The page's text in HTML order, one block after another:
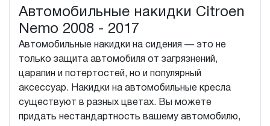
Автомобильные накидки Citroen
Nemo 2008 - 2017
Автомобильные накидки на сидения — это не
только защита автомобиля от загрязнений,
царапин и потертостей, но и популярный
аксессуар. Накидки на автомобильные кресла
существуют в разных цветах. Вы можете
придать нестандартность вашему автомобилю,